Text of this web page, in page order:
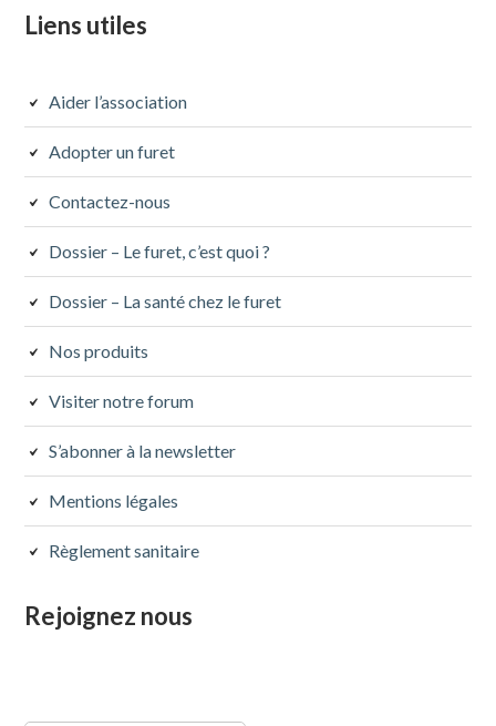
Colonne
subsidiaire
Liens utiles
Aider l’association
Adopter un furet
Contactez-nous
Dossier – Le furet, c’est quoi ?
Dossier – La santé chez le furet
Nos produits
Visiter notre forum
S’abonner à la newsletter
Mentions légales
Règlement sanitaire
Rejoignez nous